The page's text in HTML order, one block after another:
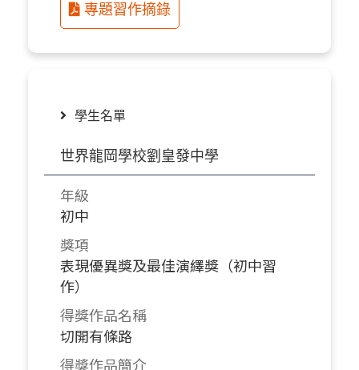
專題習作摘錄
學生名單
世界龍岡學校劉皇發中學
年級
初中
獎項
表現優異獎及最佳演繹獎（初中習
作）
得獎作品名稱
切開有條路
得獎作品簡介